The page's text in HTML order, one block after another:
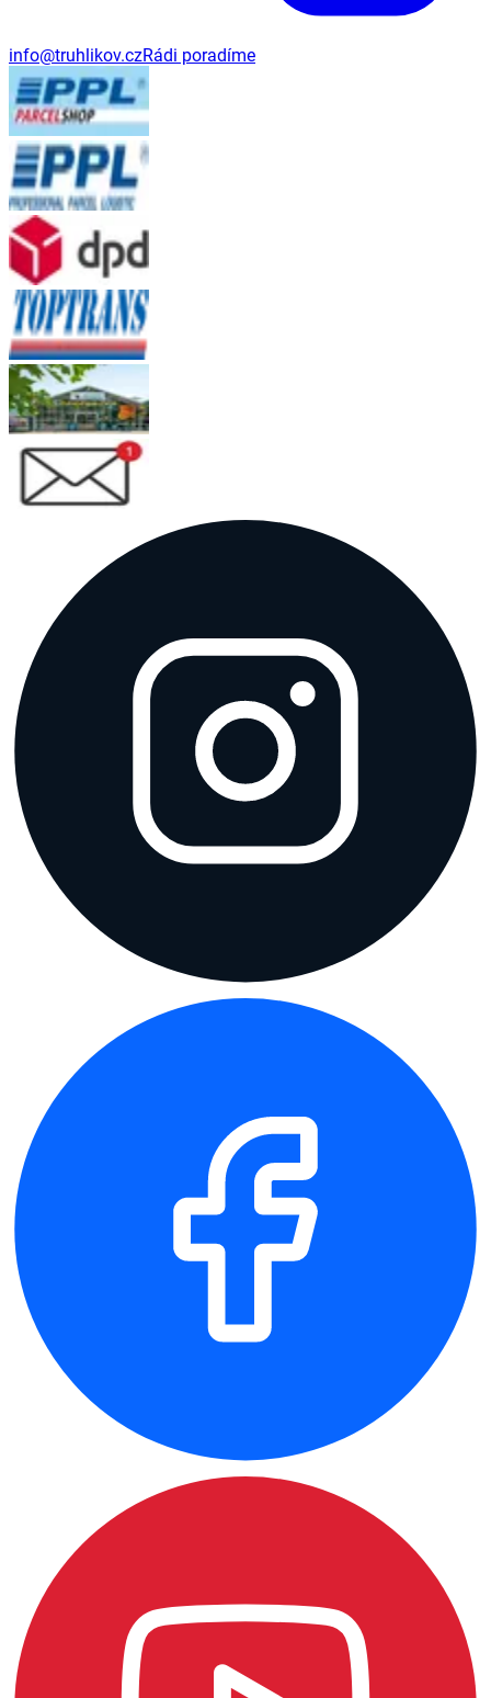
info@truhlikov.czRádi poradíme